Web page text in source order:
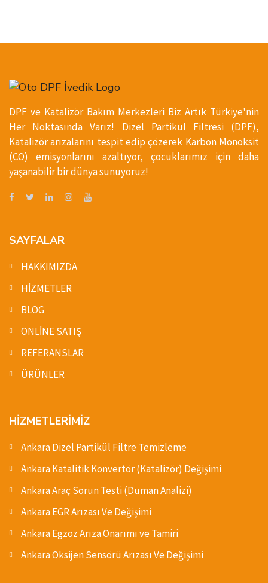
DPF ve Katalizör Bakım Merkezleri Biz Artık Türkiye'nin
Her Noktasında Varız! Dizel Partikül Filtresi (DPF),
Katalizör arızalarını tespit edip çözerek Karbon Monoksit
(CO) emisyonlarını azaltıyor, çocuklarımız için daha
yaşanabilir bir dünya sunuyoruz!
SAYFALAR
HAKKIMIZDA
HİZMETLER
BLOG
ONLİNE SATIŞ
REFERANSLAR
ÜRÜNLER
HİZMETLERİMİZ
Ankara Dizel Partikül Filtre Temizleme
Ankara Katalitik Konvertör (Katalizör) Değişimi
Ankara Araç Sorun Testi (Duman Analizi)
Ankara EGR Arızası Ve Değişimi
Ankara Egzoz Arıza Onarımı ve Tamiri
Ankara Oksijen Sensörü Arızası Ve Değişimi